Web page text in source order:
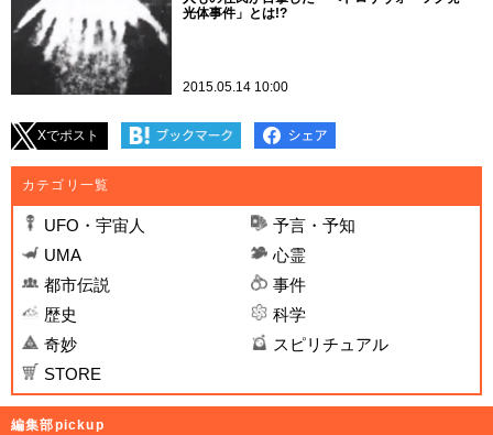
光体事件」とは!?
2015.05.14 10:00
Xでポスト
カテゴリ一覧
UFO・宇宙人
予言・予知
UMA
心霊
都市伝説
事件
歴史
科学
奇妙
スピリチュアル
STORE
編集部pickup